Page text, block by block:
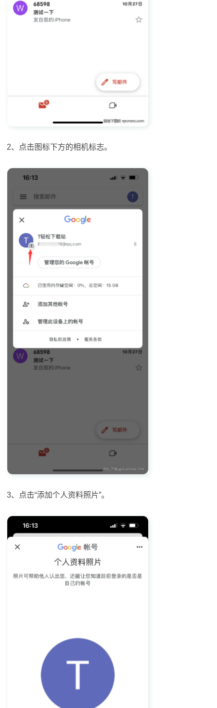
2、点击图标下方的相机标志。
3、点击“添加个人资料照片”。